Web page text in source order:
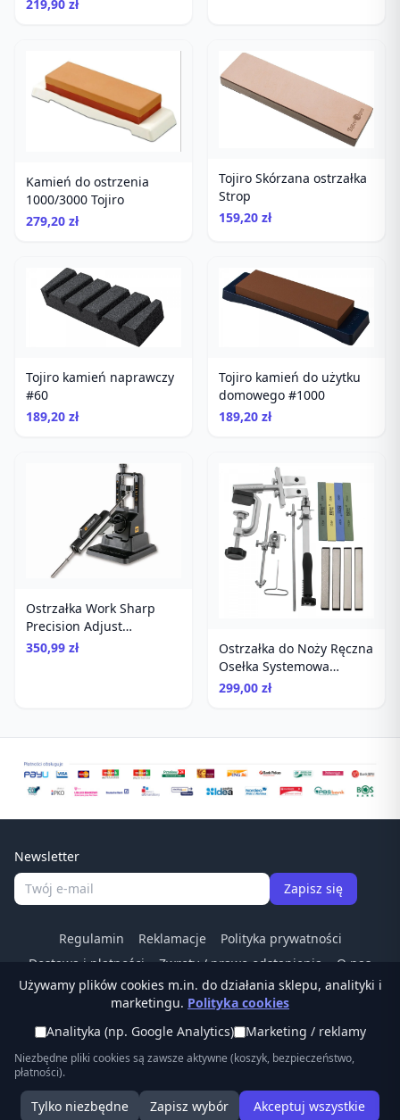
219,90 zł
Kamień do ostrzenia
1000/3000 Tojiro
279,20 zł
Tojiro Skórzana ostrzałka
Strop
159,20 zł
Tojiro kamień naprawczy
#60
189,20 zł
Tojiro kamień do użytku
domowego #1000
189,20 zł
Ostrzałka Work Sharp
Precision Adjust
diamentowa
350,99 zł
Ostrzałka do Noży Ręczna
Osełka Systemowa
Diamenty Kamienie
299,00 zł
Newsletter
Zapisz się
Regulamin Reklamacje
Polityka prywatności
Dostawa i płatności
Zwroty / prawo odstapienia
O nas
Kontakt
Odstąp od umowy
Tel: (22) 266 83 84
© Ostrzalkilansky.pl ·
sklep@ostrzalkilansky.pl
Używamy plików cookies m.in. do działania sklepu, analityki i
marketingu. Polityka cookies
Analityka (np. Google Analytics)
Marketing / reklamy
Niezbędne pliki cookies są zawsze aktywne (koszyk, bezpieczeństwo,
płatności).
Tylko niezbędne Zapisz wybór Akceptuj wszystkie